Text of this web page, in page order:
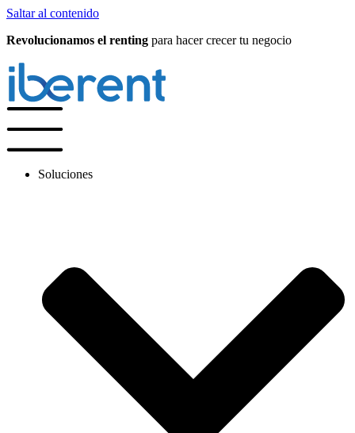
Saltar al contenido
Revolucionamos el renting para hacer crecer tu negocio
Soluciones